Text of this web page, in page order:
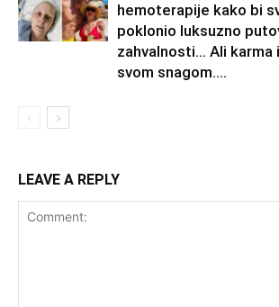
hemoterapije kako bi
poklonio luksuzno
zahvalnosti… Ali karma
svom snagom....
LEAVE A REPLY